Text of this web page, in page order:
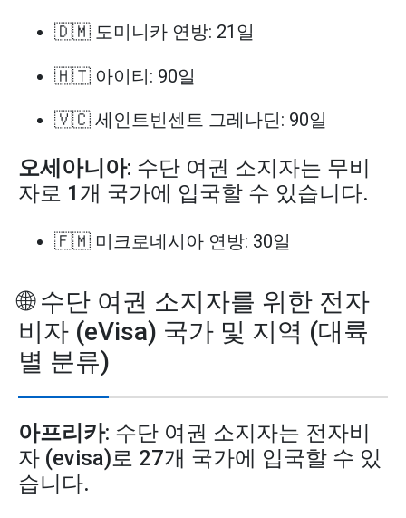
🇩🇲 도미니카 연방: 21일
🇭🇹 아이티: 90일
🇻🇨 세인트빈센트 그레나딘: 90일
오세아니아: 수단 여권 소지자는 무비
자로 1개 국가에 입국할 수 있습니다.
🇫🇲 미크로네시아 연방: 30일
🌐 수단 여권 소지자를 위한 전자
비자 (eVisa) 국가 및 지역 (대륙
별 분류)
아프리카: 수단 여권 소지자는 전자비
자 (evisa)로 27개 국가에 입국할 수 있
습니다.